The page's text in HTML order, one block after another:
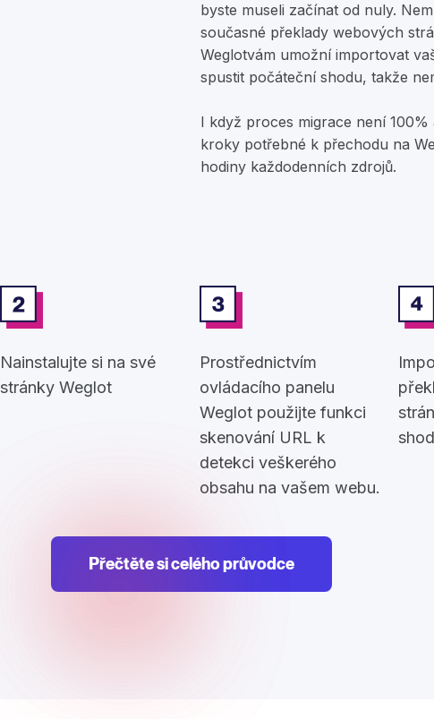
byste museli začínat od nuly.
současné překlady webových
Weglotvám umožní importovat
spustit počáteční shodu, takže
I když proces migrace není
kroky potřebné k přechodu na
hodiny každodenních zdrojů.
Nainstalujte si na své
stránky Weglot
Prostřednictvím
ovládacího panelu
Weglot použijte funkci
skenování URL k
detekci veškerého
obsahu na vašem webu.
Přečtěte si celého průvodce